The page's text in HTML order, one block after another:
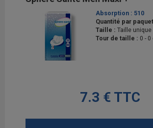
Absorption : 510
Quantité par
Taille : Taille unique
Tour de taille : 0 - 0
7.3 € TTC